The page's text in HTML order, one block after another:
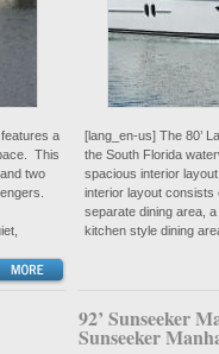
a
This
two
[lang_en-us] The 80’
the South Florida
spacious interior
interior layout consists
separate dining area,
kitchen style dining
92’ Sunseeker
Sunseeker